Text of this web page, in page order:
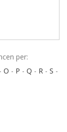
per:
- O - P - Q - R - S -